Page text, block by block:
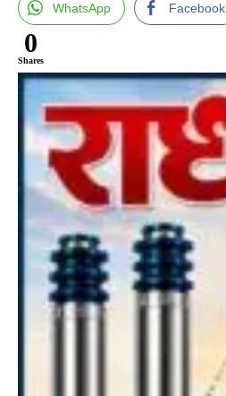
WhatsApp Facebook
0
Shares